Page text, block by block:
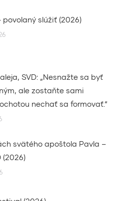
povolaný slúžiť (2026)
SVD: „Nesnažte sa byť
ale zostaňte sami
nechať sa formovať.“
svätého apoštola Pavla –
(2026)